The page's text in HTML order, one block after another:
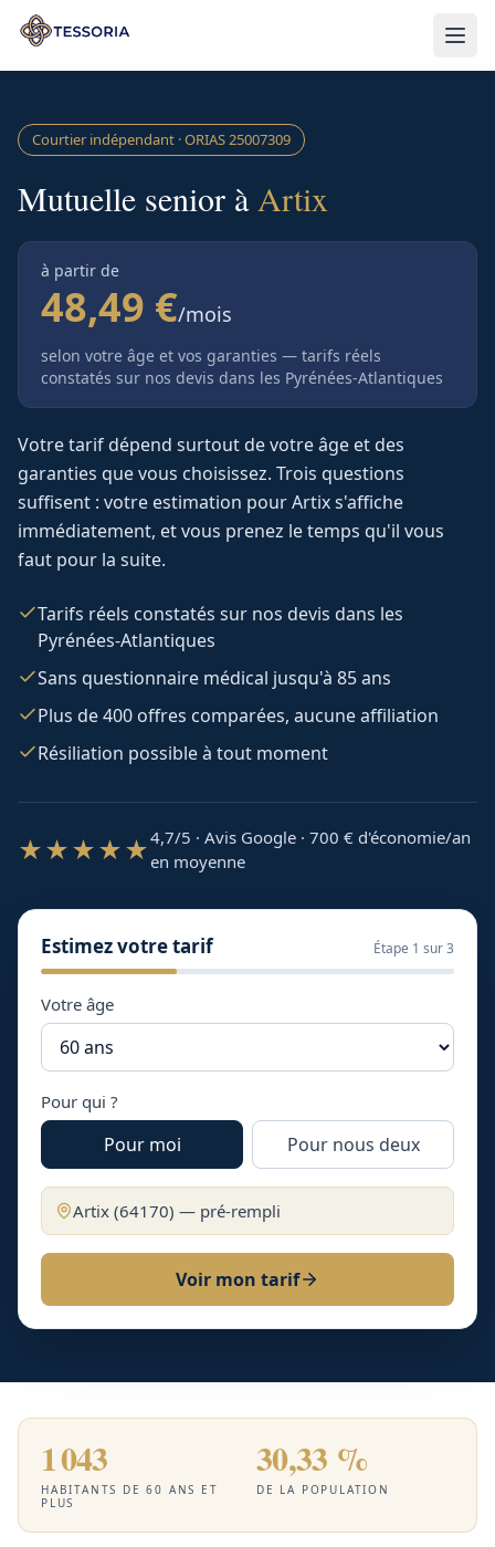
Aller au contenu principal
Courtier indépendant · ORIAS25007309
Mutuelle senior àArtix
à partir de
48,49 €/mois
selon votre âge et vos garanties — tarifs réels
constatés sur nos devis dans les Pyrénées-Atlantiques
Votre tarif dépend surtout de votre âge et des
garanties que vous choisissez. Trois questions
suffisent : votre estimation pourArtixs'affiche
immédiatement, et vous prenez le temps qu'il vous
faut pour la suite.
Tarifs réels constatés sur nos devis dans les
Pyrénées-Atlantiques
Sans questionnaire médical jusqu'à 85 ans
Plus de 400 offres comparées, aucune affiliation
Résiliation possible à tout moment
★★★★★4,7/5 · Avis Google · 700 € d'économie/an
en moyenne
Estimez votre tarif Étape 1 sur 3
Votre âge
Pour qui ?
Pour moi Pour nous deux
Artix (64170) — pré-rempli
Voir mon tarif
1 043
HABITANTS DE 60 ANS ET
PLUS
30,33 %
DE LA POPULATION